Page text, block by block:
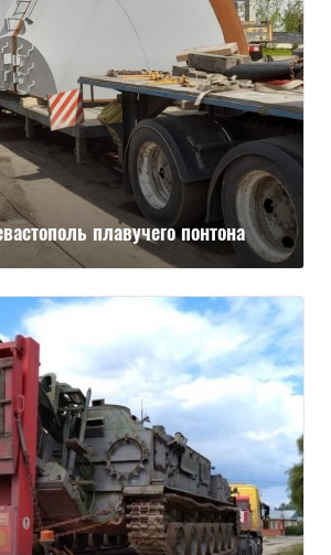
плавучего понтона